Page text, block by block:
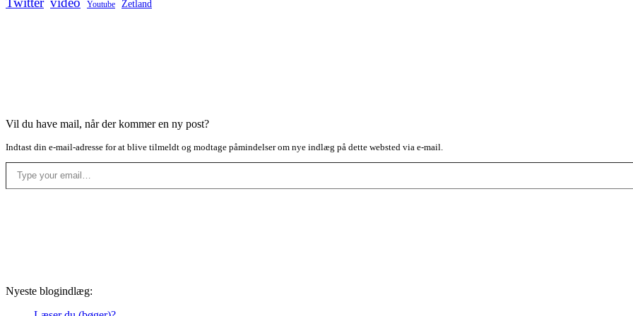
Youtube Zetland
Vil du have mail, når der kommer en ny post?
Indtast din e-mail-adresse for at blive tilmeldt og modtage påmindelser om nye indlæg på dette websted via e-mail.
Type your email…
Nyeste blogindlæg: